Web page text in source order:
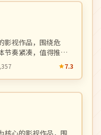
影视作品，围绕危
节奏紧凑，值得推荐
7.3